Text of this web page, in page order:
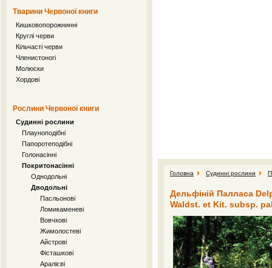
Тварини Червоної книги
Кишковопорожнинні
Круглі черви
Кільчасті черви
Членистоногі
Молюски
Хордові
Рослини Червоної книги
Судинні рослини
Плауноподібні
Папоротеподібні
Голонасінні
Покритонасінні
Однодольні
Дводольні
Пасльонові
Ломикаменеві
Вовчкові
Жимолостеві
Айстрові
Фісташкові
Аралієві
Головна Судинні рослини
Дельфіній Палласа
Waldst. et Kit. subsp.